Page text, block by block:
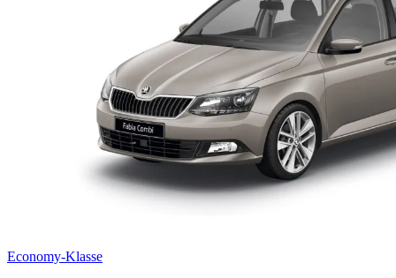
Economy-Klasse